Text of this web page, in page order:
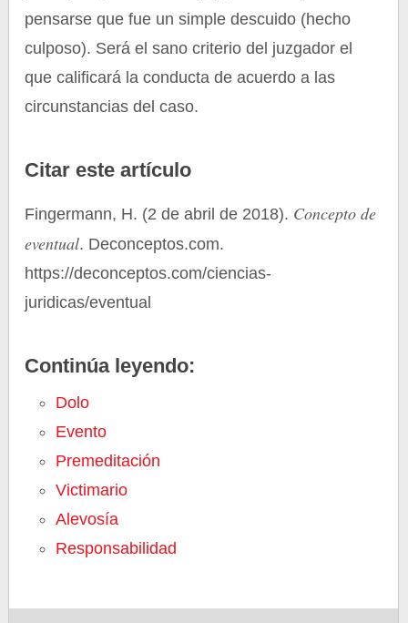
pensarse que fue un simple descuido (hecho
culposo). Será el sano criterio del juzgador el
que calificará la conducta de acuerdo a las
circunstancias del caso.
Citar este artículo
Fingermann, H. (2 de abril de 2018). Concepto de
eventual. Deconceptos.com.
https://deconceptos.com/ciencias-
juridicas/eventual
Continúa leyendo:
Dolo
Evento
Premeditación
Victimario
Alevosía
Responsabilidad